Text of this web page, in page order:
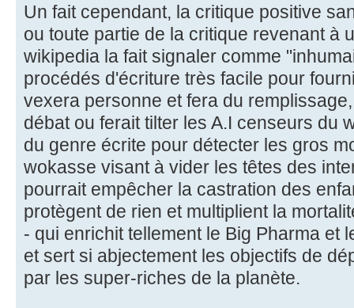
Un fait cependant, la critique positive
ou toute partie de la critique revenant à
wikipedia la fait signaler comme
procédés d'écriture très facile pour
vexera personne et fera du
débat ou ferait tilter les A.I censeurs du
du genre écrite pour détecter les gros
wokasse visant à vider les têtes des
pourrait empêcher la castration des
protègent de rien et multiplient la
- qui enrichit tellement le Big Pharma et
et sert si abjectement les objectifs de
par les super-riches de la planète.